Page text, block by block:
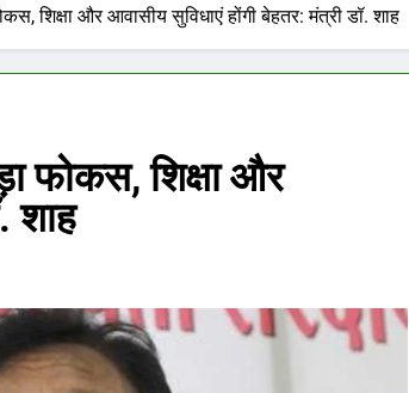
शिक्षा और आवासीय सुविधाएं होंगी बेहतर: मंत्री डॉ. शाह
फोकस, शिक्षा और
शाह